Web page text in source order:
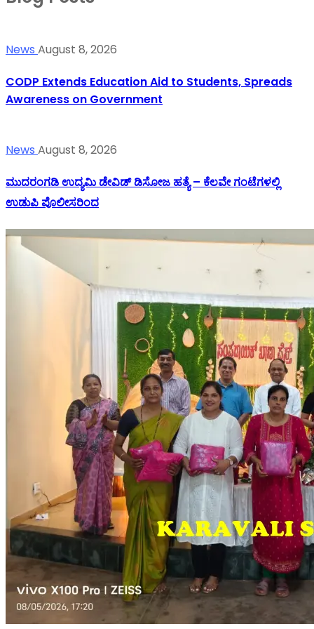
News August 8, 2026
CODP Extends Education Aid to Students, Spreads
Awareness on Government
News August 8, 2026
ಮುದರಂಗಡಿ ಉದ್ಯಮಿ ಡೇವಿಡ್ ಡಿಸೋಜ ಹತ್ಯೆ – ಕೆಲವೇ ಗಂಟೆಗಳಲ್ಲಿ
ಉಡುಪಿ ಪೊಲೀಸರಿಂದ